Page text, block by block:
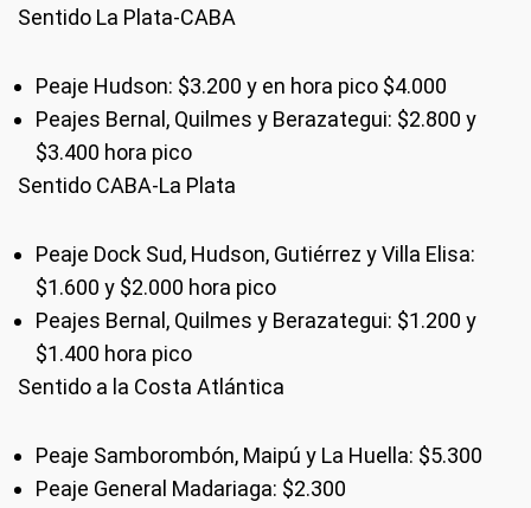
Sentido La Plata-CABA
Peaje Hudson: $3.200 y en hora pico $4.000
Peajes Bernal, Quilmes y Berazategui: $2.800 y
$3.400 hora pico
Sentido CABA-La Plata
Peaje Dock Sud, Hudson, Gutiérrez y Villa Elisa:
$1.600 y $2.000 hora pico
Peajes Bernal, Quilmes y Berazategui: $1.200 y
$1.400 hora pico
Sentido a la Costa Atlántica
Peaje Samborombón, Maipú y La Huella: $5.300
Peaje General Madariaga: $2.300